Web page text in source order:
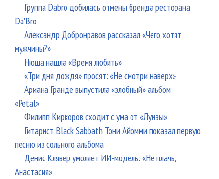
Группа Dabro добилась отмены бренда ресторана
Da'Bro
Александр Добронравов рассказал «Чего хотят
мужчины?»
Нюша нашла «Время любить»
«Три дня дождя» просят: «Не смотри наверх»
Ариана Гранде выпустила «злобный» альбом
«Petal»
Филипп Киркоров сходит с ума от «Луизы»
Гитарист Black Sabbath Тони Айомми показал первую
песню из сольного альбома
Денис Клявер умоляет ИИ-модель: «Не плачь,
Анастасия»